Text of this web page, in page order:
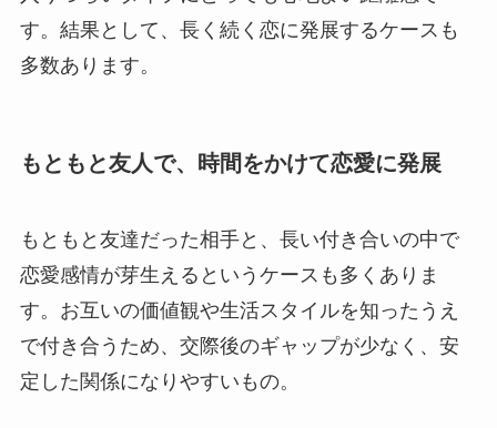
す。結果として、長く続く恋に発展するケースも
多数あります。
もともと友人で、時間をかけて恋愛に発展
もともと友達だった相手と、長い付き合いの中で
恋愛感情が芽生えるというケースも多くありま
す。お互いの価値観や生活スタイルを知ったうえ
で付き合うため、交際後のギャップが少なく、安
定した関係になりやすいもの。